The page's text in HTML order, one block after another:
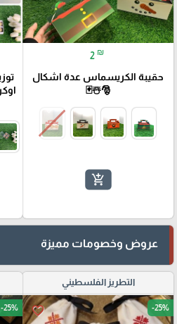
2 ₪
حقيبة الكريسماس عدة اشكال
🎅☃️🃏
add_shopping_cart
عروض وخصومات مميزة
التطريز الفلسطيني
favorite_border -25%
-25%